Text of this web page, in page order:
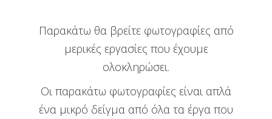
Παρακάτω θα βρείτε φωτογραφίες από
μερικές εργασίες που έχουμε
ολοκληρώσει.
Οι παρακάτω φωτογραφίες είναι απλά
ένα μικρό δείγμα από όλα τα έργα που